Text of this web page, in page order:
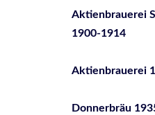
Aktienbrauerei
1900-1914
Aktienbrauerei
Donnerbräu